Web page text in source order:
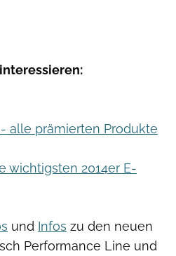
alle prämierten Produkte
wichtigsten 2014er E-
und Infos zu den neuen
Performance Line und